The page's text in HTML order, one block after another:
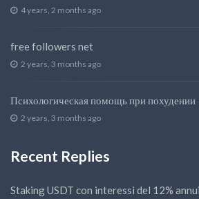
4 years, 2 months ago
free followers net
2 years, 3 months ago
Психологическая помощь при похудении
2 years, 3 months ago
Recent Replies
Staking USDT con interessi del 12%